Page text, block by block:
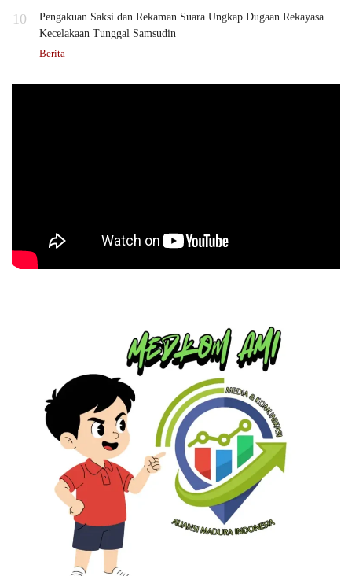
10
Pengakuan Saksi dan Rekaman Suara Ungkap Dugaan Rekayasa
Kecelakaan Tunggal Samsudin
Berita